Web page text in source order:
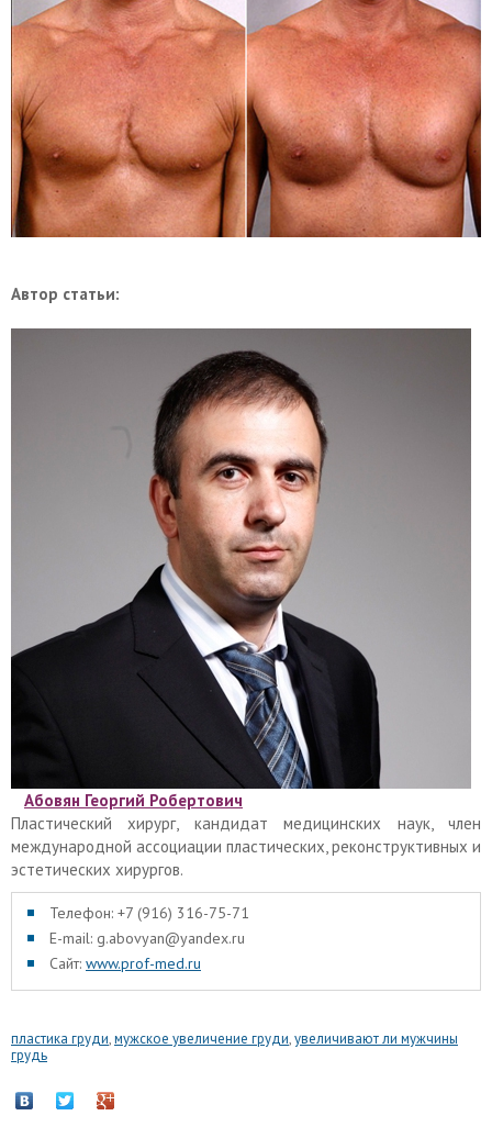
Автор статьи:
Абовян Георгий Робертович
Пластический хирург, кандидат медицинских наук, член
международной ассоциации пластических, реконструктивных и
эстетических хирургов.
Телефон: +7 (916) 316-75-71
E-mail: g.abovyan@yandex.ru
Сайт: www.prof-med.ru
пластика груди,мужское увеличение груди,увеличивают ли мужчины
грудь